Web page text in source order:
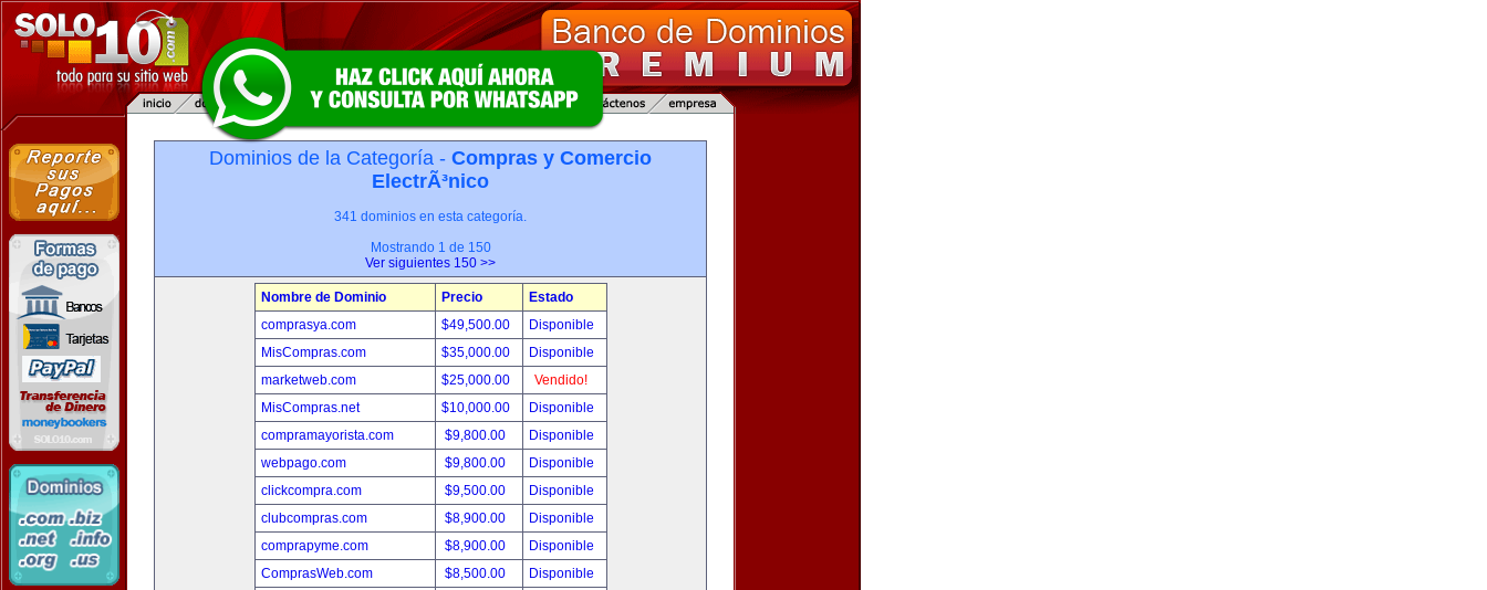
Dominios de la Categoría - Compras y Comercio
ElectrÃ³nico
341 dominios en esta categoría.
Mostrando 1 de 150
Ver siguientes 150 >>
Nombre de Dominio Precio
Estado
comprasya.com
$49,500.00
Disponible
MisCompras.com
$35,000.00
Disponible
marketweb.com
$25,000.00
Vendido!
MisCompras.net
$10,000.00
Disponible
compramayorista.com
$9,800.00
Disponible
webpago.com
$9,800.00
Disponible
clickcompra.com
$9,500.00
Disponible
clubcompras.com
$8,900.00
Disponible
comprapyme.com
$8,900.00
Disponible
ComprasWeb.com
$8,500.00
Disponible